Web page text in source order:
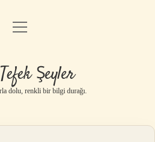
Anasayfa
Uyarı
menüyü
Şeyler
dolu, renkli bir bilgi durağı.